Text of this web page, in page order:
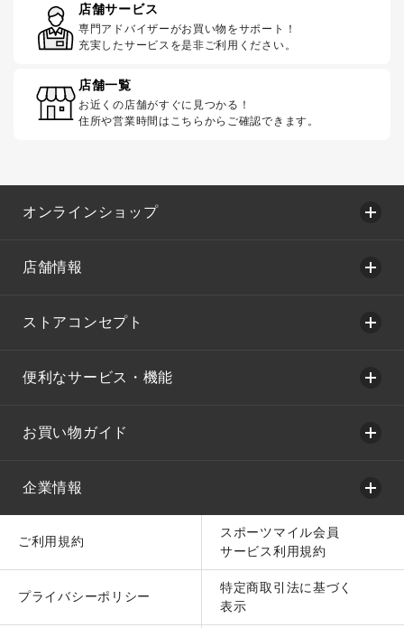
店舗サービス
専門アドバイザーがお買い物をサポート！
充実したサービスを是非ご利用ください。
店舗一覧
お近くの店舗がすぐに見つかる！
住所や営業時間はこちらからご確認できます。
オンラインショップ
店舗情報
ストアコンセプト
便利なサービス・機能
お買い物ガイド
企業情報
ご利用規約
スポーツマイル会員
サービス利用規約
プライバシーポリシー
特定商取引法に基づく
表示